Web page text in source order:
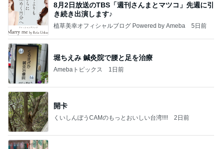
8月2日放送のTBS「週刊さんまとマツコ」先週に引
き続き出演します♪
植草美幸オフィシャルブログ Powered by Ameba 5日前
堀ちえみ 鍼灸院で腰と足を治療
Amebaトピックス 1日前
開卡
くいしんぼうCAMのもっとおいしい台湾!!!! 2日前